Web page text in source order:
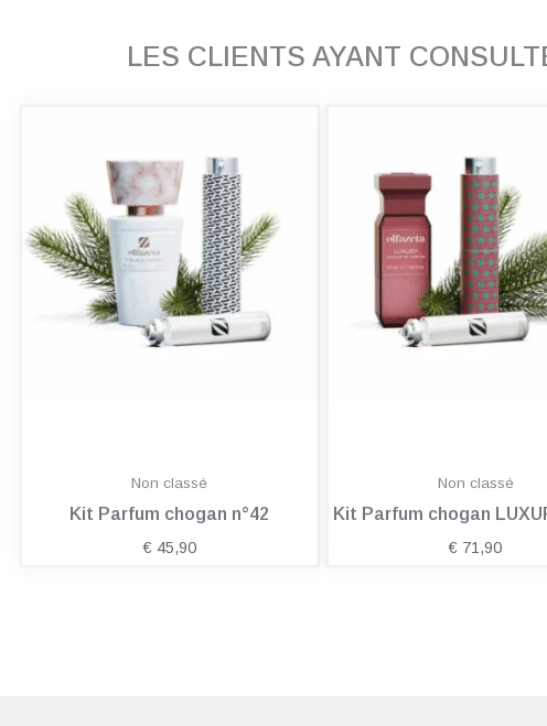
LES CLIENTS AYANT
Non classé
Kit Parfum chogan n°42
€ 45,90
Non classé
Kit Parfum chogan
€ 71,90